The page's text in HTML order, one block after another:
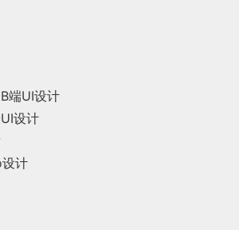
B端UI设计
设计
计